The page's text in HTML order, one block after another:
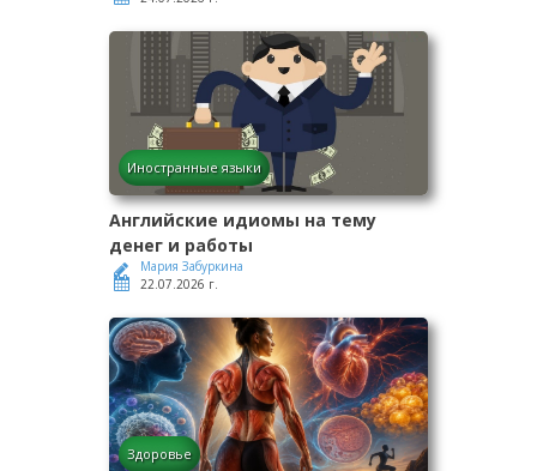
Иностранные языки
Английские идиомы на тему
денег и работы
Мария Забуркина
22.07.2026 г.
Здоровье